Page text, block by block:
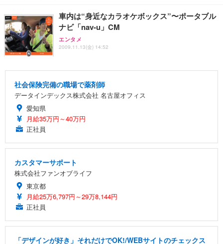
車内は“身近なカラオケボックス”〜ポータブル
ナビ「nav-u」CM
エンタメ
2009.11.13(金) 14:52
社会保険完備の職場で薬剤師
データインデックス株式会社 名古屋オフィス
愛知県
月給35万円～40万円
正社員
カスタマーサポート
株式会社ファンオブライフ
東京都
月給25万6,797円～29万8,144円
正社員
「デザインが好き」それだけでOK!/WEBサイトのチェックス